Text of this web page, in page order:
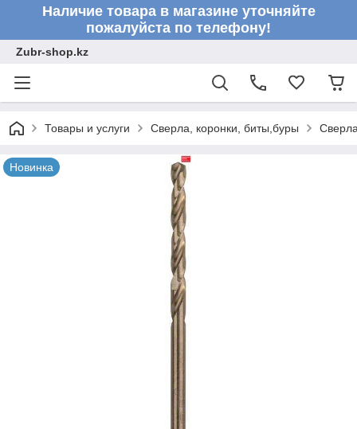
Наличие товара в магазине уточняйте
пожалуйста по телефону!
Zubr-shop.kz
Товары и услуги Сверла, коронки, биты,буры
Новинка